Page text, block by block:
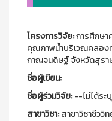
โครงการวิจัย:การศึกษ
คุณภาพน้ำบริเวณคลอง
กาญจนดิษฐ์ จังหวัดสุรา
ชื่อผู้เขียน:
ชื่อผู้ร่วมวิจัย:--ไม่ได้ร
สาขาวิชา:สาขาวิชาชีววิท